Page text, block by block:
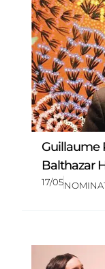
Guillaume
Balthazar
17/05